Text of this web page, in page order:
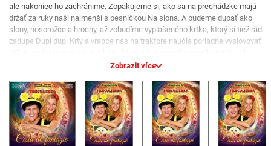
ale nakoniec ho zachránime. Zopakujeme si, ako sa na prechádzke majú
držať za ruky naši najmenší s pesničkou Na slona. A budeme dupať ako
slony, nosorožce a hrochy, až zobudíme vyplašeného krtka, ktorý si tiež rád
zadupe Dupi dup. Krty a vrabce nás na traktore naučia poriadne vyslovovať
aby sme sa nebáli v zubárskom kresle. Macko Duško vyrozpráva
láskyplné srdce je viac ako výzor. Kiežby sme mali na tejto dlhej ceste viac
síl alebo superschopnosti, ako má Superboy. Tak si o ňom aspoň
zaspievame. Neobídu nás ani ľahké zakopnutia a tak si pre istotu
zopakujeme Čísla prvej pomoci. Stretneme aj zúboženého pána poštára.
Bez vody a s pľuzgiermi na nohách. Jasné, že mu pomôžeme. Sme predsa
Zobrazit více